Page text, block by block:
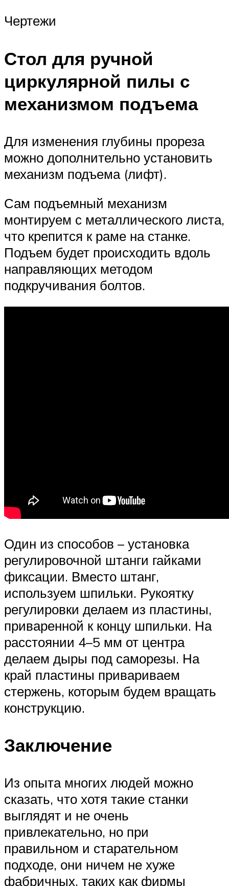
Чертежи
Стол для ручной
циркулярной пилы с
механизмом подъема
Для изменения глубины прореза
можно дополнительно установить
механизм подъема (лифт).
Сам подъемный механизм
монтируем с металлического листа,
что крепится к раме на станке.
Подъем будет происходить вдоль
направляющих методом
подкручивания болтов.
Один из способов – установка
регулировочной штанги гайками
фиксации. Вместо штанг,
используем шпильки. Рукоятку
регулировки делаем из пластины,
приваренной к концу шпильки. На
расстоянии 4–5 мм от центра
делаем дыры под саморезы. На
край пластины привариваем
стержень, которым будем вращать
конструкцию.
Заключение
Из опыта многих людей можно
сказать, что хотя такие станки
выглядят и не очень
привлекательно, но при
правильном и старательном
подходе, они ничем не хуже
фабричных, таких как фирмы